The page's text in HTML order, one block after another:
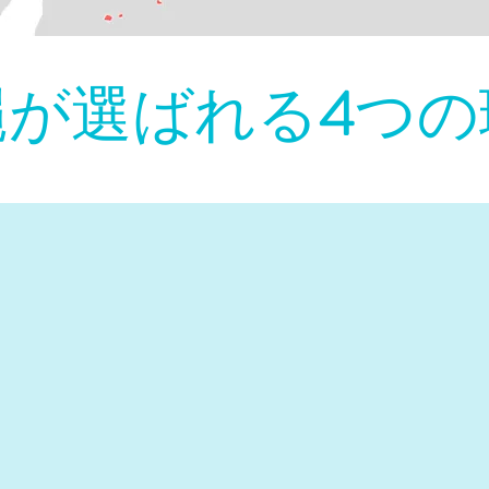
選ばれる4つ